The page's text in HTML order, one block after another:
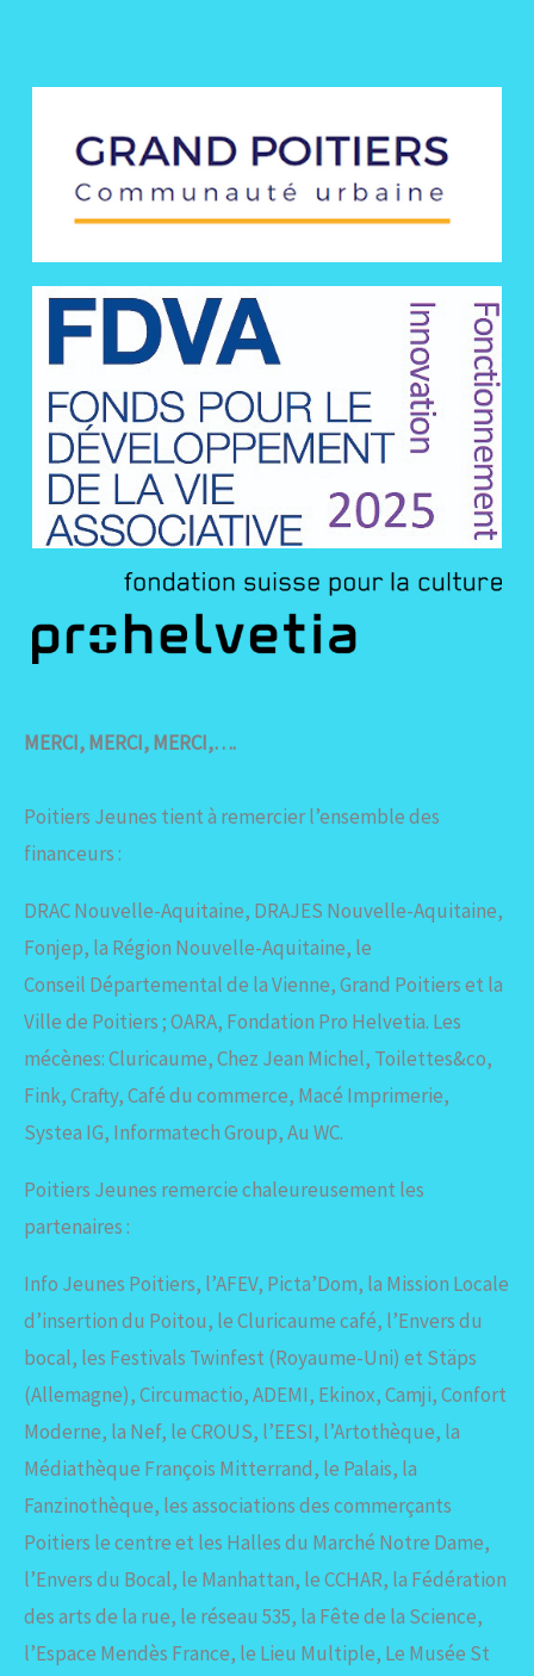
MERCI, MERCI, MERCI,….
Poitiers Jeunes tient à remercier l’ensemble des
financeurs :
DRAC Nouvelle-Aquitaine, DRAJES Nouvelle-Aquitaine,
Fonjep, la Région Nouvelle-Aquitaine, le
Conseil Départemental de la Vienne, Grand Poitiers et la
Ville de Poitiers ; OARA, Fondation Pro Helvetia. Les
mécènes: Cluricaume, Chez Jean Michel, Toilettes&co,
Fink, Crafty, Café du commerce, Macé Imprimerie,
Systea IG, Informatech Group, Au WC.
Poitiers Jeunes remercie chaleureusement les
partenaires :
Info Jeunes Poitiers, l’AFEV, Picta’Dom, la Mission Locale
d’insertion du Poitou, le Cluricaume café, l’Envers du
bocal, les Festivals Twinfest (Royaume-Uni) et Stäps
(Allemagne), Circumactio, ADEMI, Ekinox, Camji, Confort
Moderne, la Nef, le CROUS, l’EESI, l’Artothèque, la
Médiathèque François Mitterrand, le Palais, la
Fanzinothèque, les associations des commerçants
Poitiers le centre et les Halles du Marché Notre Dame,
l’Envers du Bocal, le Manhattan, le CCHAR, la Fédération
des arts de la rue, le réseau 535, la Fête de la Science,
l’Espace Mendès France, le Lieu Multiple, Le Musée St